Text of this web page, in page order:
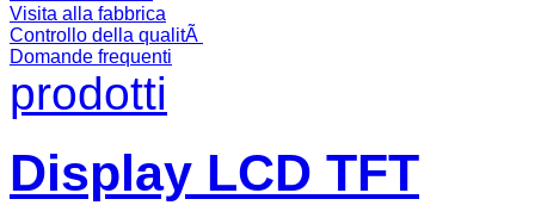
Visita alla fabbrica
Controllo della qualitÃ
Domande frequenti
prodotti
Display LCD TFT